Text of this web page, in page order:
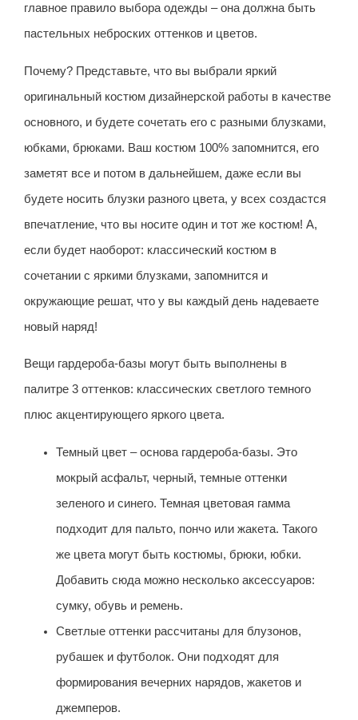
главное правило выбора одежды – она должна быть
пастельных неброских оттенков и цветов.
Почему? Представьте, что вы выбрали яркий
оригинальный костюм дизайнерской работы в качестве
основного, и будете сочетать его с разными блузками,
юбками, брюками. Ваш костюм 100% запомнится, его
заметят все и потом в дальнейшем, даже если вы
будете носить блузки разного цвета, у всех создастся
впечатление, что вы носите один и тот же костюм! А,
если будет наоборот: классический костюм в
сочетании с яркими блузками, запомнится и
окружающие решат, что у вы каждый день надеваете
новый наряд!
Вещи гардероба-базы могут быть выполнены в
палитре 3 оттенков: классических светлого темного
плюс акцентирующего яркого цвета.
Темный цвет – основа гардероба-базы. Это
мокрый асфальт, черный, темные оттенки
зеленого и синего. Темная цветовая гамма
подходит для пальто, пончо или жакета. Такого
же цвета могут быть костюмы, брюки, юбки.
Добавить сюда можно несколько аксессуаров:
сумку, обувь и ремень.
Светлые оттенки рассчитаны для блузонов,
рубашек и футболок. Они подходят для
формирования вечерних нарядов, жакетов и
джемперов.